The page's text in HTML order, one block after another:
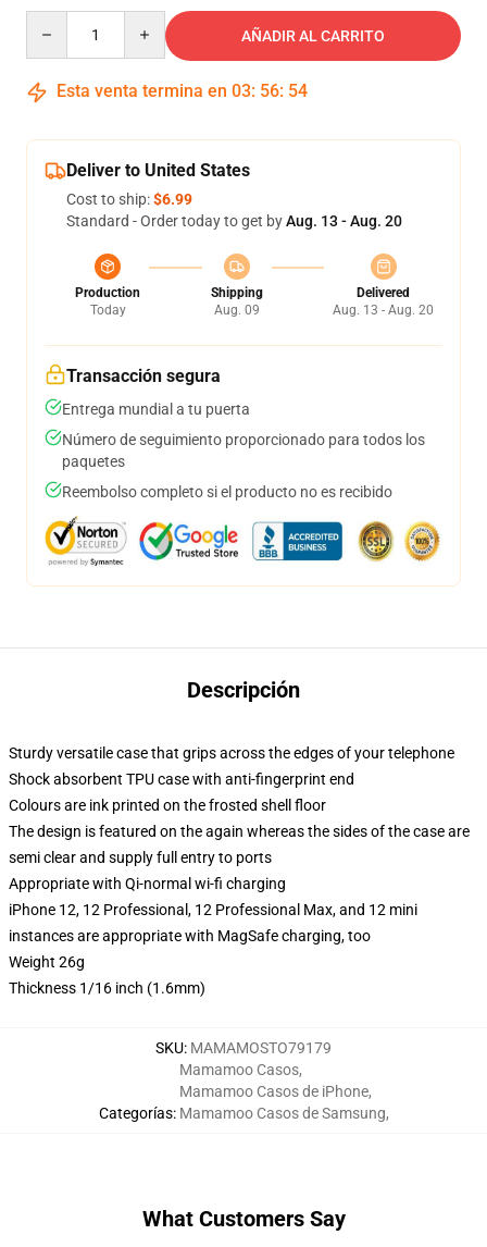
AÑADIR AL CARRITO
Esta venta termina en 03: 56: 54
Deliver to United States
Cost to ship:$6.99
Standard - Order today to get byAug. 13 - Aug. 20
Production
Today
Shipping
Aug. 09
Delivered
Aug. 13 - Aug. 20
Transacción segura
Entrega mundial a tu puerta
Número de seguimiento proporcionado para todos los
paquetes
Reembolso completo si el producto no es recibido
Descripción
Sturdy versatile case that grips across the edges of your telephone
Shock absorbent TPU case with anti-fingerprint end
Colours are ink printed on the frosted shell floor
The design is featured on the again whereas the sides of the case are
semi clear and supply full entry to ports
Appropriate with Qi-normal wi-fi charging
iPhone 12, 12 Professional, 12 Professional Max, and 12 mini
instances are appropriate with MagSafe charging, too
Weight 26g
Thickness 1/16 inch (1.6mm)
SKU: MAMAMOSTO79179
Categorías:
Mamamoo Casos,
Mamamoo Casos de iPhone,
Mamamoo Casos de Samsung,
What Customers Say